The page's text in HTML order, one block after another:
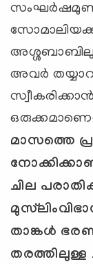
അവര്‍
മാസത്തെ
ചില
താങ്കള്‍